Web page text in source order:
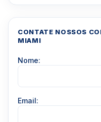
CONTATE NOSSOS
MIAMI
Nome:
Email: